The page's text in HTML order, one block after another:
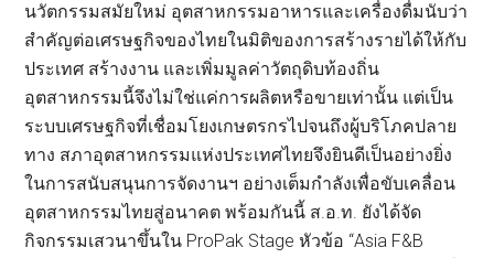
นวัตกรรมสมัยใหม่ อุตสาหกรรมอาหารและเครื่องดื่มนับว่า
สำคัญต่อเศรษฐกิจของไทยในมิติของการสร้างรายได้ให้กับ
ประเทศ สร้างงาน และเพิ่มมูลค่าวัตถุดิบท้องถิ่น
อุตสาหกรรมนี้จึงไม่ใช่แค่การผลิตหรือขายเท่านั้น แต่เป็น
ระบบเศรษฐกิจที่เชื่อมโยงเกษตรกรไปจนถึงผู้บริโภคปลาย
ทาง สภาอุตสาหกรรมแห่งประเทศไทยจึงยินดีเป็นอย่างยิ่ง
ในการสนับสนุนการจัดงานฯ อย่างเต็มกำลังเพื่อขับเคลื่อน
อุตสาหกรรมไทยสู่อนาคต พร้อมกันนี้ ส.อ.ท. ยังได้จัด
กิจกรรมเสวนาขึ้นใน ProPak Stage หัวข้อ “Asia F&B